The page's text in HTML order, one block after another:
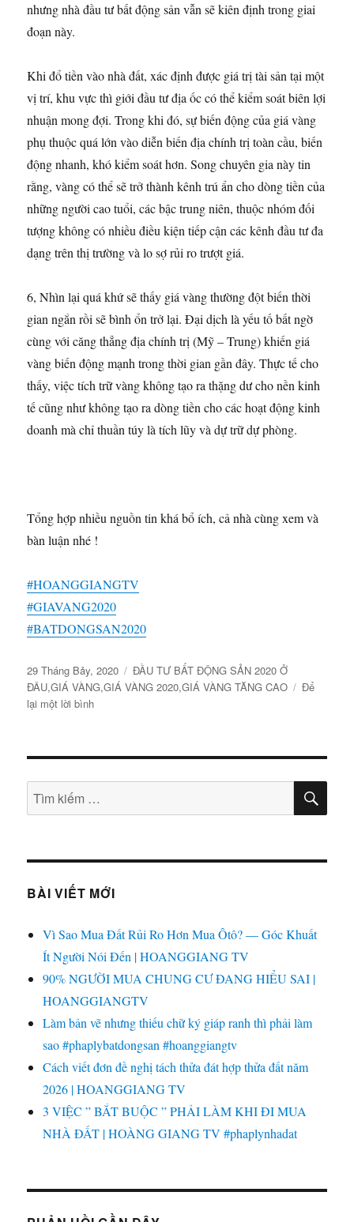
nhưng nhà đầu tư bất động sản vẫn sẽ kiên định trong giai
đoạn này.
Khi đổ tiền vào nhà đất, xác định được giá trị tài sản tại một
vị trí, khu vực thì giới đầu tư địa ốc có thể kiểm soát biên lợi
nhuận mong đợi. Trong khi đó, sự biến động của giá vàng
phụ thuộc quá lớn vào diễn biến địa chính trị toàn cầu, biến
động nhanh, khó kiểm soát hơn. Song chuyên gia này tin
rằng, vàng có thể sẽ trở thành kênh trú ẩn cho dòng tiền của
những người cao tuổi, các bậc trung niên, thuộc nhóm đối
tượng không có nhiều điều kiện tiếp cận các kênh đầu tư đa
dạng trên thị trường và lo sợ rủi ro trượt giá.
6, Nhìn lại quá khứ sẽ thấy giá vàng thường đột biến thời
gian ngắn rồi sẽ bình ổn trở lại. Đại dịch là yếu tố bất ngờ
cùng với căng thẳng địa chính trị (Mỹ – Trung) khiến giá
vàng biến động mạnh trong thời gian gần đây. Thực tế cho
thấy, việc tích trữ vàng không tạo ra thặng dư cho nền kinh
tế cũng như không tạo ra dòng tiền cho các hoạt động kinh
doanh mà chỉ thuần túy là tích lũy và dự trữ dự phòng.
Tổng hợp nhiều nguồn tin khá bổ ích, cả nhà cùng xem và
bàn luận nhé !
#HOANGGIANGTV
#GIAVANG2020
#BATDONGSAN2020
Đăng
vào
ngày
29 Tháng Bảy, 2020 Thẻ
ĐẦU TƯ BẤT ĐỘNG SẢN 2020 Ở
ĐÂU,GIÁ VÀNG,GIÁ VÀNG 2020,GIÁ VÀNG TĂNG CAO
Để
lại một lời bìnhở
BẤT
SẢN,
NHÀ
ĐẦU
CHỌN
GÌ
THỜI
ĐIỂM
???
Tìm
kiếm:
TÌM
BÀI VIẾT MỚI
Vì Sao Mua Đất Rủi Ro Hơn Mua Ôtô? — Góc Khuất
Ít Người Nói Đến | HOANGGIANG TV
90% NGƯỜI MUA CHUNG CƯ ĐANG HIỂU SAI |
HOANGGIANGTV
Làm bản vẽ nhưng thiếu chữ ký giáp ranh thì phải làm
sao #phaplybatdongsan #hoanggiangtv
Cách viết đơn đề nghị tách thửa đát hợp thửa đất năm
2026 | HOANGGIANG TV
3 VIỆC ” BẮT BUỘC ” PHẢI LÀM KHI ĐI MUA
NHÀ ĐẤT | HOÀNG GIANG TV #phaplynhadat